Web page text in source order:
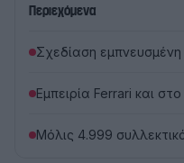
Περιεχόμενα
Σχεδίαση
Εμπειρία Ferrari και
Μόλις 4.999